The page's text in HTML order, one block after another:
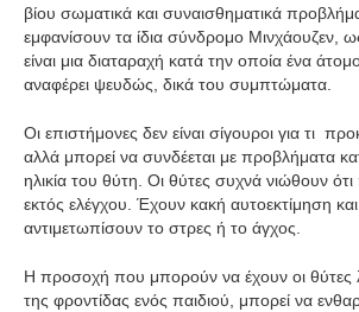
βίου σωματικά και συναισθηματικά
εμφανίσουν τα ίδια σύνδρομο Μινχάουζεν,
είναι μια διαταραχή κατά την οποία ένα
αναφέρει ψευδώς, δικά του συμπτώματα.
Οι επιστήμονες δεν είναι σίγουροι για τι
αλλά μπορεί να συνδέεται με προβλήματα
ηλικία του θύτη. Οι θύτες συχνά νιώθουν ότι
εκτός ελέγχου. Έχουν κακή αυτοεκτίμηση
αντιμετωπίσουν το στρες ή το άγχος.
Η προσοχή που μπορούν να έχουν οι θύτες
της φροντίδας ενός παιδιού, μπορεί να